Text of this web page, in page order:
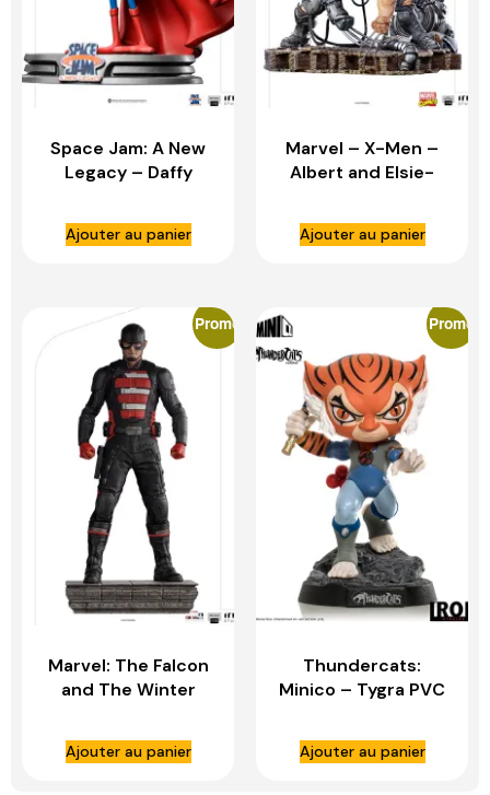
Space Jam: A New
Legacy – Daffy
Scale Statue – IRON
STUDIOS
Ajouter au panier
Marvel – X-Men –
Albert and Elsie-
Statue – IRON
STUDIOS
Ajouter au panier
Promo
Marvel: The Falcon
and The Winter
Walker (U.S Agent)
1:10 Scale Statue –
Ajouter au panier
Promo
Thundercats:
Minico – Tygra PVC
STUDIOS
Ajouter au panier